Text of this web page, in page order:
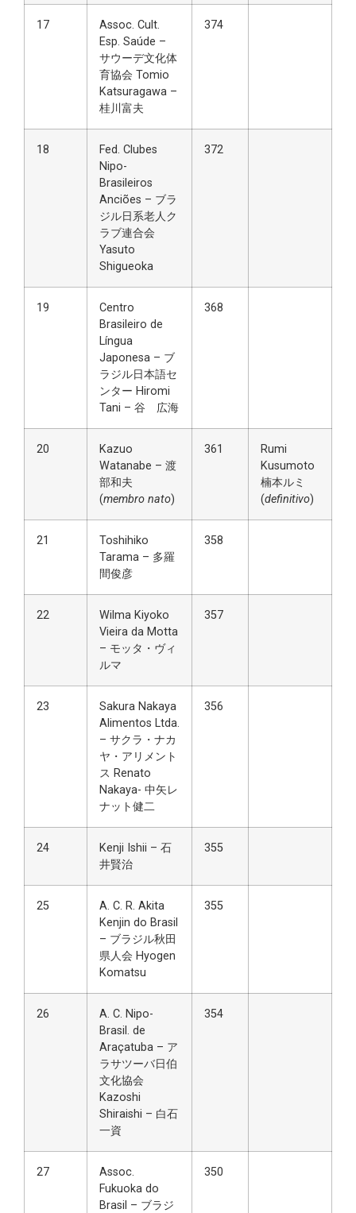
17
Assoc. Cult.
Esp. Saúde –
サウーデ文化体
育協会 Tomio
Katsuragawa –
桂川富夫
374
18
Fed. Clubes
Nipo-
Brasileiros
Anciões – ブラ
ジル日系老人ク
ラブ連合会
Yasuto
Shigueoka
372
19
Centro
Brasileiro de
Língua
Japonesa – ブ
ラジル日本語セ
ンター Hiromi
Tani – 谷 広海
368
20
Kazuo
Watanabe – 渡
部和夫
(membro nato)
361
Rumi
Kusumoto
楠本ルミ
(definitivo)
21
Toshihiko
Tarama – 多羅
間俊彦
358
22
Wilma Kiyoko
Vieira da Motta
– モッタ・ヴィ
ルマ
357
23
Sakura Nakaya
Alimentos Ltda.
– サクラ・ナカ
ヤ・アリメント
ス Renato
Nakaya- 中矢レ
ナット健二
356
24
Kenji Ishii – 石
井賢治
355
25
A. C. R. Akita
Kenjin do Brasil
– ブラジル秋田
県人会 Hyogen
Komatsu
355
26
A. C. Nipo-
Brasil. de
Araçatuba – ア
ラサツーバ日伯
文化協会
Kazoshi
Shiraishi – 白石
一資
354
27
Assoc.
Fukuoka do
Brasil – ブラジ
350